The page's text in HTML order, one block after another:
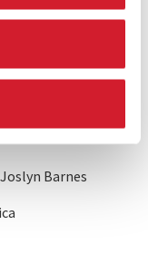
al crepuscolo.
O Brien
Barnes